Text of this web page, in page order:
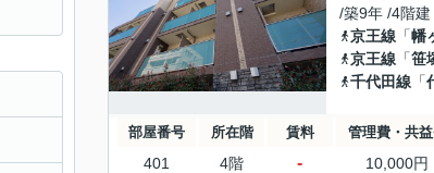
/築9年 /4階建
京王線 「幡
京王線 「笹
千代田線 「
部屋番号 所在階 賃料 管理費・共
401 4階 - 10,000円